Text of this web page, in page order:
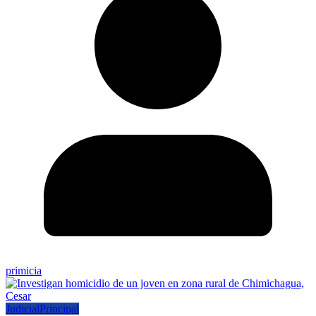
primicia
JudicialPrincipal